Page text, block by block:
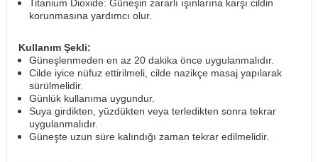
Titanium Dioxide: Güneşin zararlı ışınlarına karşı cildin
korunmasına yardımcı olur.
Kullanım Şekli:
Güneşlenmeden en az 20 dakika önce uygulanmalıdır.
Cilde iyice nüfuz ettirilmeli, cilde nazikçe masaj yapılarak
sürülmelidir.
Günlük kullanıma uygundur.
Suya girdikten, yüzdükten veya terledikten sonra tekrar
uygulanmalıdır.
Güneşte uzun süre kalındığı zaman tekrar edilmelidir.